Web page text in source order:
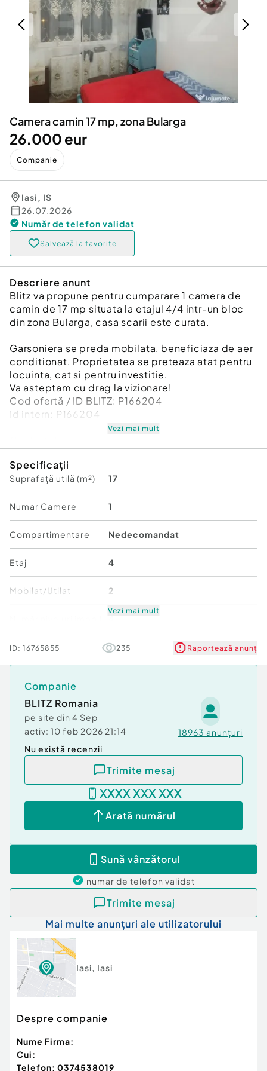
Servicii
Animale de companie
Afaceri și echipamente profesionale
Inchiriere Bunuri si Vehicule
Utilaje agricole si industriale
Piese auto si accesorii
Dacia Duster
Camera camin 17 mp, zona Bularga
26.000 eur
Companie
Iasi, IS
26.07.2026
Număr de telefon validat
Salvează la favorite
Descriere anunt
Blitz va propune pentru cumparare 1 camera de
camin de 17 mp situata la etajul 4/4 intr-un bloc
din zona Bularga, casa scarii este curata.
Garsoniera se preda mobilata, beneficiaza de aer
conditionat. Proprietatea se preteaza atat pentru
locuinta, cat si pentru investitie.
Va asteptam cu drag la vizionare!
Cod ofertă / ID BLITZ: P166204
Id intern: P166204
Număr Băi:1
Vezi mai mult
Specificații
Suprafață utilă (m²) 17
Numar Camere 1
Compartimentare Nedecomandat
Etaj 4
Mobilat/Utilat 2
Stare Bună
Vezi mai mult
ID: 16765855 235 Raportează anunț
Companie
BLITZ Romania
pe site din 4 Sep
activ: 10 feb 2026 21:14 18963 anunțuri
Nu există recenzii
Trimite mesaj
XXXX XXX XXX
Arată numărul
Sună vânzătorul
numar de telefon validat
Trimite mesaj
Mai multe anunțuri ale utilizatorului
Iasi, Iasi
Despre companie
Nume Firma:
Cui:
Telefon: 0374538019